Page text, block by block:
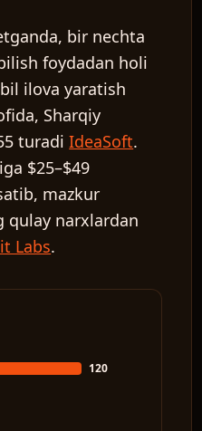
bir nechta
foydadan holi
ilova yaratish
Sharqiy
turadiIdeaSoft.
$25–$49
mazkur
qulay narxlardan
Labs.
120